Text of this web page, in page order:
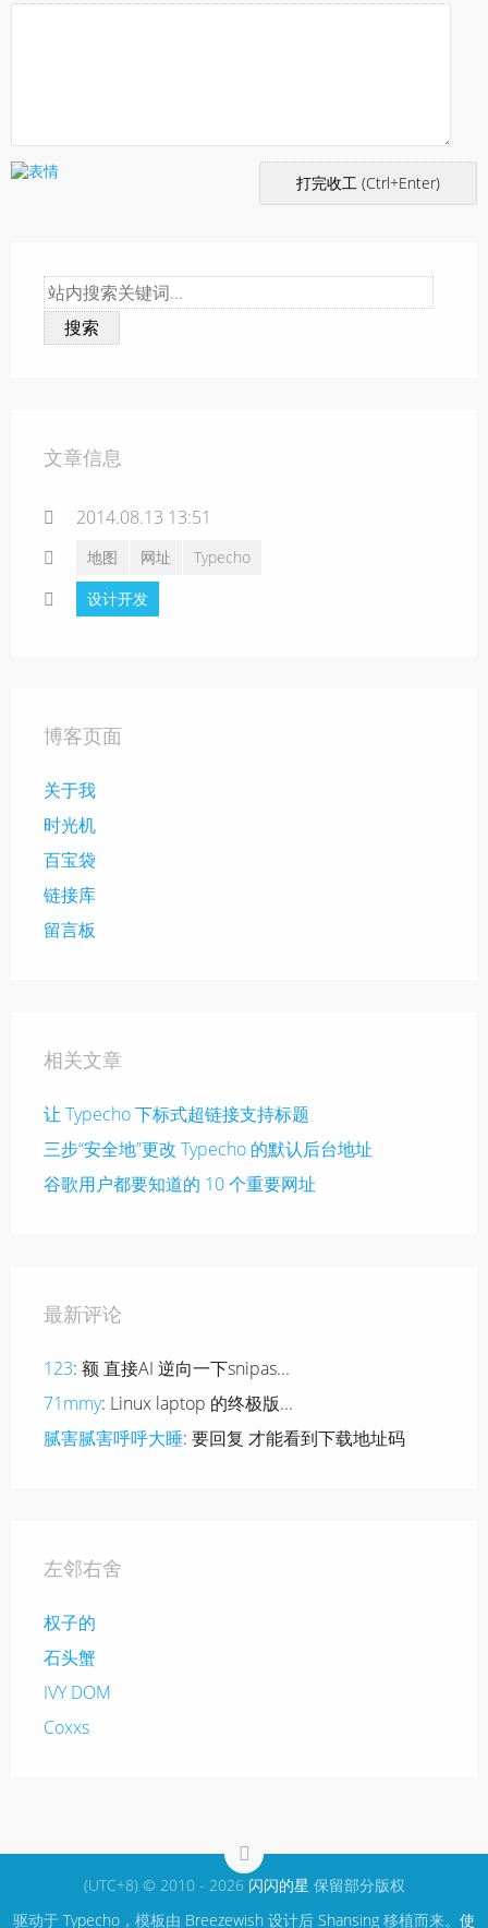
搜索
文章信息
2014.08.13 13:51
地图 网址
Typecho
设计开发
博客页面
关于我
时光机
百宝袋
链接库
留言板
相关文章
让 Typecho 下标式超链接支持标题
三步“安全地”更改 Typecho 的默认后台地址
谷歌用户都要知道的 10 个重要网址
最新评论
123: 额 直接AI 逆向一下snipas...
71mmy: Linux laptop 的终极版...
腻害腻害呼呼大睡: 要回复 才能看到下载地址码
左邻右舍
权子的
石头蟹
IVY DOM
Coxxs
(UTC+8) © 2010 - 2026 闪闪的星 保留部分版权
驱动于 Typecho ，模板由 Breezewish 设计后 Shansing 移植而来。 使